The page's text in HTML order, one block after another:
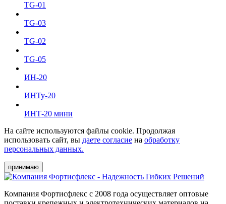
TG-01
TG-03
TG-02
TG-05
ИН-20
ИНТу-20
ИНТ-20 мини
На сайте используются файлы cookie. Продолжая
использовать сайт, вы даете согласие на обработку
персональных данных.
принимаю
Компания Фортисфлекс с 2008 года осуществляет оптовые